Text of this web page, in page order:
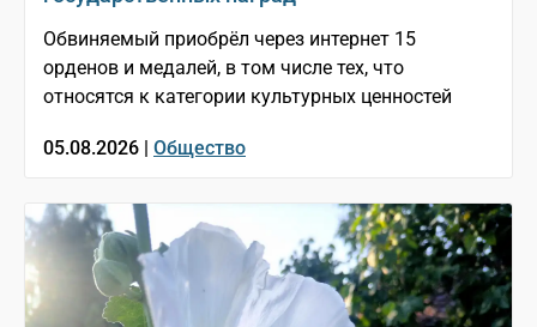
Обвиняемый приобрёл через интернет 15
орденов и медалей, в том числе тех, что
относятся к категории культурных ценностей
05.08.2026 | Общество